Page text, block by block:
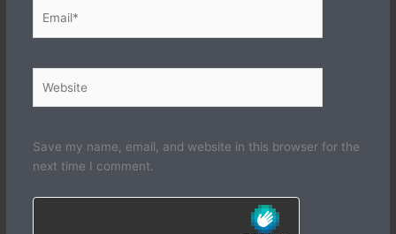
Save my name, email, and website in this browser for the
next time I comment.